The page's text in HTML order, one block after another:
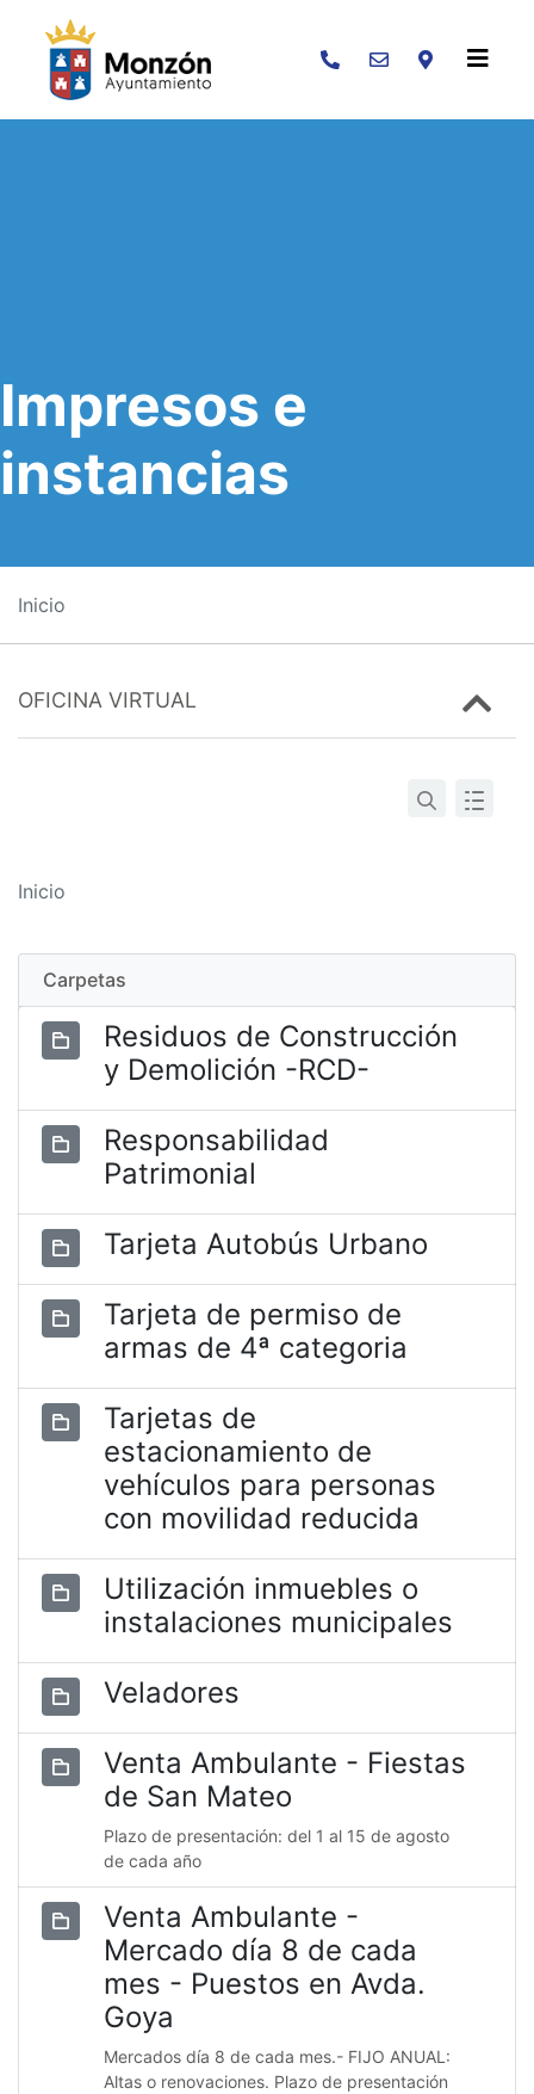
Buscar
Impresos e
instancias
Inicio
OFICINA VIRTUAL
Inicio
Carpetas
Residuos de Construcción
y Demolición -RCD-
Responsabilidad
Patrimonial
Tarjeta Autobús Urbano
Tarjeta de permiso de
armas de 4ª categoria
Tarjetas de
estacionamiento de
vehículos para personas
con movilidad reducida
Utilización inmuebles o
instalaciones municipales
Veladores
Venta Ambulante - Fiestas
de San Mateo
Plazo de presentación: del 1 al 15 de agosto
de cada año
Venta Ambulante -
Mercado día 8 de cada
mes - Puestos en Avda.
Goya
Mercados día 8 de cada mes.- FIJO ANUAL:
Altas o renovaciones. Plazo de presentación